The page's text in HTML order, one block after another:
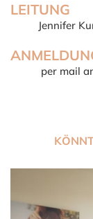
LEITUNG
Jennifer
per mail